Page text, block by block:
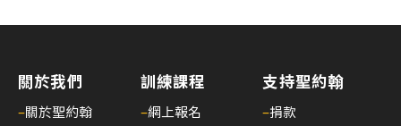
關於我們
–關於聖約翰
訓練課程
–網上報名
支持聖約翰
–捐款